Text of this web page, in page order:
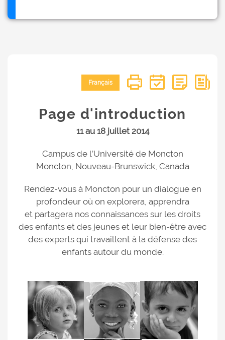
Français
Page d'introduction
11 au 18 juillet 2014
Campus de l’Université de Moncton
Moncton, Nouveau-Brunswick, Canada
Rendez-vous à Moncton pour un dialogue en
profondeur où on explorera, apprendra
et partagera nos connaissances sur les droits
des enfants et des jeunes et leur bien-être avec
des experts qui travaillent à la défense des
enfants autour du monde.